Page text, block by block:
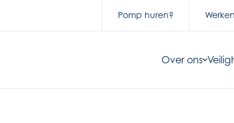
Pomp huren?
Over ons